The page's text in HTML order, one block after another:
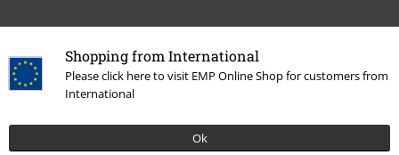
Shopping from International
Please click here to visit EMP Online Shop for customers from
International
Ok